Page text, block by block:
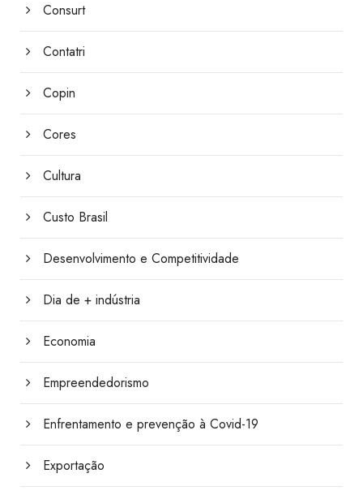
Consurt
Contatri
Copin
Cores
Cultura
Custo Brasil
Desenvolvimento e Competitividade
Dia de + indústria
Economia
Empreendedorismo
Enfrentamento e prevenção à Covid-19
Exportação